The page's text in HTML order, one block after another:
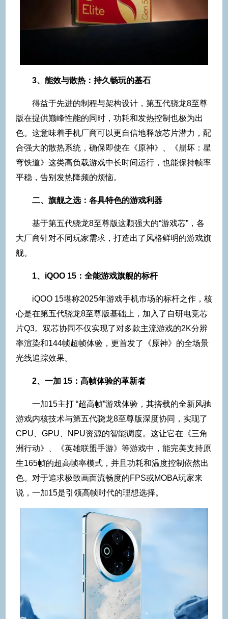
3、能效与散热：持久畅玩的基石
得益于先进的制程与架构设计，第五代骁龙8至尊
版在提供巅峰性能的同时，功耗和发热控制也极为出
色。这意味着手机厂商可以更自信地释放芯片潜力，配
合强大的散热系统，确保即使在《原神》、《崩坏：星
穹铁道》这类高负载游戏中长时间运行，也能保持帧率
平稳，告别发热降频的烦恼。
二、旗舰之选：各具特色的游戏利器
基于第五代骁龙8至尊版这颗强大的“游戏芯”，各
大厂商针对不同玩家需求，打造出了风格鲜明的游戏旗
舰。
1、iQOO 15：全能游戏旗舰的标杆
iQOO 15堪称2025年游戏手机市场的标杆之作，核
心是在第五代骁龙8至尊版基础上，加入了自研电竞芯
片Q3。双芯协同不仅实现了对多款主流游戏的2K分辨
率渲染和144帧超帧体验，更首发了《原神》的全场景
光线追踪效果。
2、一加 15：高帧体验的革新者
一加15主打 “超高帧”游戏体验，其搭载的全新风驰
游戏内核技术与第五代骁龙8至尊版深度协同，实现了
CPU、GPU、NPU资源的智能调度。这让它在《三角
洲行动》、《英雄联盟手游》等游戏中，能完美支持原
生165帧的超高帧率模式，并且功耗和温度控制依然出
色。对于追求极致画面流畅度的FPS或MOBA玩家来
说，一加15是引领高帧时代的理想选择。